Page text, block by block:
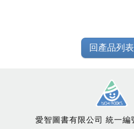
回產品列表
愛智圖書有限公司 統一